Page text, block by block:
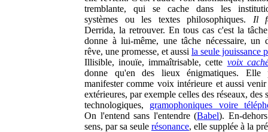
tremblante, qui se cache dans les
systèmes ou les textes philosophiques. Il
Derrida, la retrouver. En tous cas c'est la
donne à lui-même, une tâche nécessaire, un
rêve, une promesse, et aussi la seule jouissance
Illisible, inouïe, immaîtrisable, cette voix
donne qu'en des lieux énigmatiques. Elle
manifester comme voix intérieure et aussi
extérieures, par exemple celles des réseaux, des
technologiques, gramophoniques voire
On l'entend sans l'entendre (Babel). En-
sens, par sa seule résonance, elle supplée à la